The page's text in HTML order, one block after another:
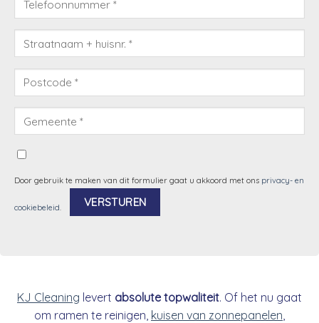
Door gebruik te maken van dit formulier gaat u akkoord met ons privacy- en
cookiebeleid.
KJ Cleaning levert absolute topwaliteit. Of het nu gaat
om ramen te reinigen, kuisen van zonnepanelen